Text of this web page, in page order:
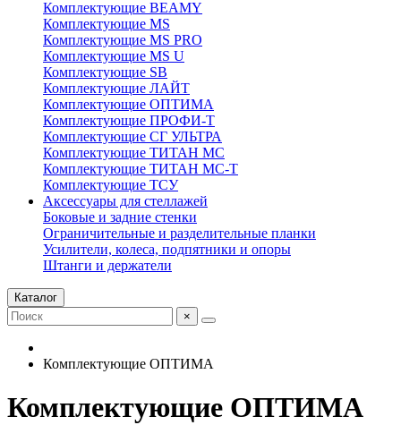
Комплектующие BEAMY
Комплектующие MS
Комплектующие MS PRO
Комплектующие MS U
Комплектующие SB
Комплектующие ЛАЙТ
Комплектующие ОПТИМА
Комплектующие ПРОФИ-Т
Комплектующие СГ УЛЬТРА
Комплектующие ТИТАН МС
Комплектующие ТИТАН МС-Т
Комплектующие ТСУ
Аксессуары для стеллажей
Боковые и задние стенки
Ограничительные и разделительные планки
Усилители, колеса, подпятники и опоры
Штанги и держатели
Каталог
×
Комплектующие ОПТИМА
Комплектующие ОПТИМА